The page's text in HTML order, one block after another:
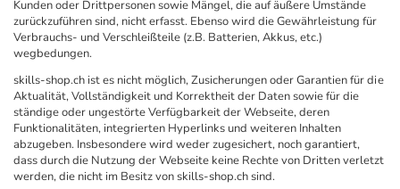
Kunden oder Drittpersonen sowie Mängel, die auf äußere Umstände
zurückzuführen sind, nicht erfasst. Ebenso wird die Gewährleistung für
Verbrauchs- und Verschleißteile (z.B. Batterien, Akkus, etc.)
wegbedungen.
skills-shop.ch ist es nicht möglich, Zusicherungen oder Garantien für die
Aktualität, Vollständigkeit und Korrektheit der Daten sowie für die
ständige oder ungestörte Verfügbarkeit der Webseite, deren
Funktionalitäten, integrierten Hyperlinks und weiteren Inhalten
abzugeben. Insbesondere wird weder zugesichert, noch garantiert,
dass durch die Nutzung der Webseite keine Rechte von Dritten verletzt
werden, die nicht im Besitz von skills-shop.ch sind.